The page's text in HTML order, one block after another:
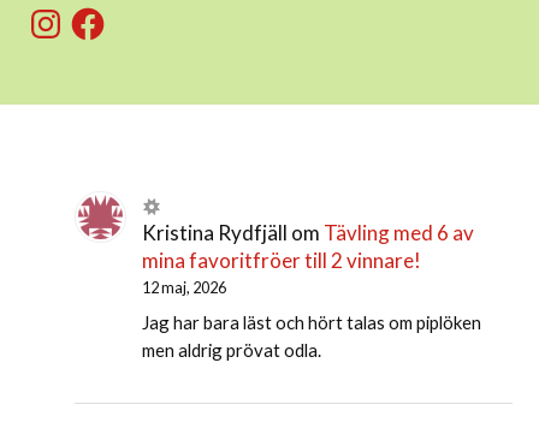
InstagramFacebook
Kristina Rydfjäll om Tävling med 6 av
mina favoritfröer till 2 vinnare!
12 maj, 2026
Jag har bara läst och hört talas om piplöken
men aldrig prövat odla.